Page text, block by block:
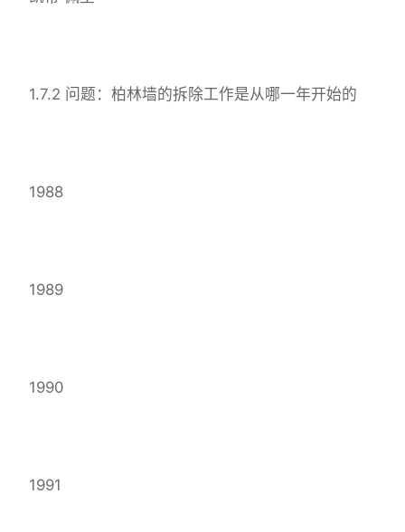
1.7.2 问题：柏林墙的拆除工作是从哪一年开始的
1988
1989
1990
1991